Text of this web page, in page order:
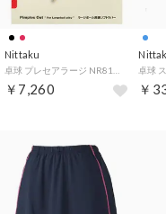
Nittaku
￥7,260 ￥